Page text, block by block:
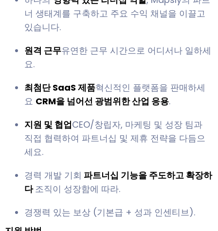
너 생태계를 구축하고 주요 수익 채널을 이끌고
있습니다.
원격 근무유연한 근무 시간으로 어디서나 일하세
요.
최첨단 SaaS 제품혁신적인 플랫폼을 판매하세
요 CRM을 넘어선 광범위한 산업 응용.
지원 및 협업CEO/창립자, 마케팅 및 성장 팀과
직접 협력하여 파트너십 및 제휴 전략을 다듬으
세요.
경력 개발 기회 파트너십 기능을 주도하고 확장하
다조직이 성장함에 따라.
경쟁력 있는 보상 (기본급 + 성과 인센티브).